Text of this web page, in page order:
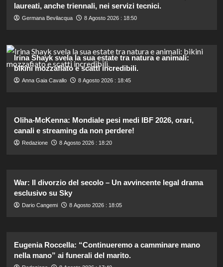
laureati, anche triennali, nei servizi tecnici.
Germana Bevilacqua 8 Agosto 2026 : 18:50
Irina Shayk svela la sua estate tra natura e animali:
bikini mozzafiato e scatti incredibili.
Anna Gaia Cavallo 8 Agosto 2026 : 18:45
Oliha-McKenna: Mondiale pesi medi IBF 2026, orari,
canali e streaming da non perdere!
Redazione 8 Agosto 2026 : 18:20
War: Il divorzio del secolo – Un avvincente legal drama
esclusivo su Sky
Dario Cangemi 8 Agosto 2026 : 18:05
Eugenia Roccella: “Continueremo a camminare mano
nella mano” ai funerali del marito.